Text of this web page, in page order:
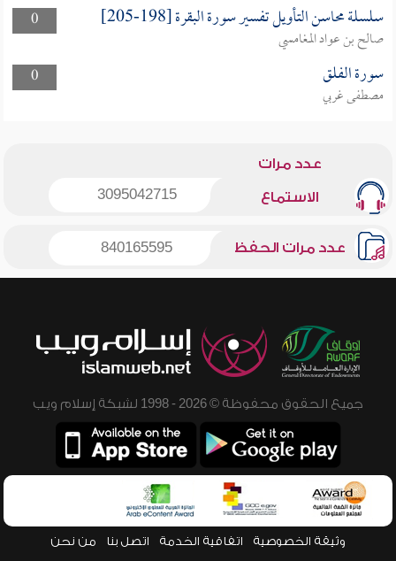
0
سلسلة محاسن التأويل تفسير سورة البقرة [198-205]
صالح بن عواد المغامسي
0
سورة الفلق
مصطفى غربي
عدد مرات
الاستماع 3095042715
عدد مرات الحفظ 840165595
جميع الحقوق محفوظة © 2026 - 1998 لشبكة إسلام ويب
وثيقة الخصوصية اتفاقية الخدمة اتصل بنا من نحن